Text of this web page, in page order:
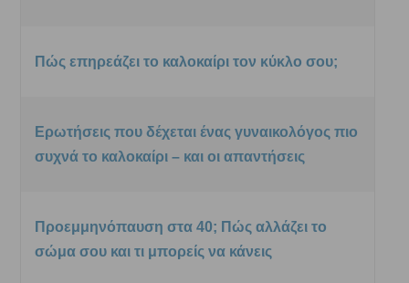
Πώς επηρεάζει το καλοκαίρι τον κύκλο σου;
Ερωτήσεις που δέχεται ένας γυναικολόγος πιο
συχνά το καλοκαίρι – και οι απαντήσεις
Προεμμηνόπαυση στα 40; Πώς αλλάζει το
σώμα σου και τι μπορείς να κάνεις